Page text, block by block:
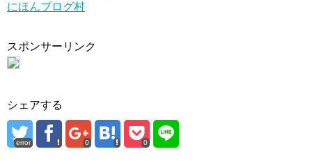
にほんブログ村
スポンサーリンク
シェアする
error 0 0